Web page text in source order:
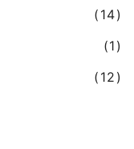
(14)
(1)
(12)